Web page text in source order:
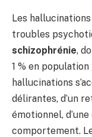
Les
troubles
schizophrénie,
1 % en
hallucinations
délirantes, d’un
émotionnel,
comportement.